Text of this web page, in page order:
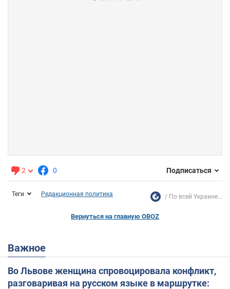
2 0 Подписаться
Теги Редакционная политика По всей Украине...
Вернуться на главную OBOZ
Важное
Во Львове женщина спровоцировала конфликт,
разговаривая на русском языке в маршрутке: